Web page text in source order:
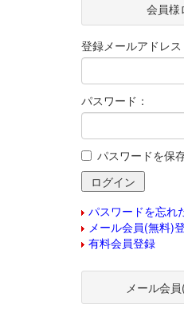
会員様
登録メールアドレス
パスワード：
パスワードを保
パスワードを忘れ
メール会員(無料)
有料会員登録
メール会